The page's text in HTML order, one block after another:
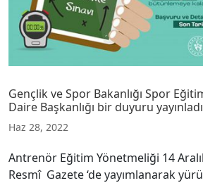
Gençlik ve Spor Bakanlığı Spor
Daire Başkanlığı bir duyuru
Haz 28, 2022
Antrenör Eğitim Yönetmeliği 14
Resmî Gazete ‘de yayımlanarak